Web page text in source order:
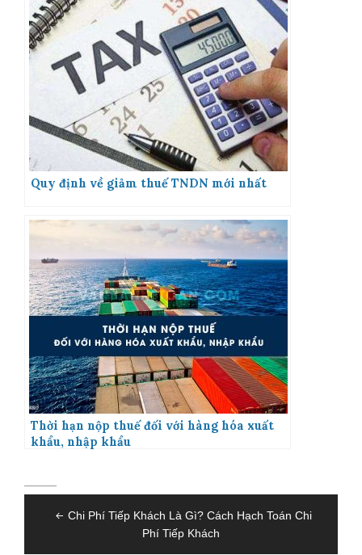
Quy định về giảm thuế TNDN mới nhất
Thời hạn nộp thuế đối với hàng hóa xuất
khẩu, nhập khẩu
hướngChi Phí Tiếp Khách Là Gì? Cách Hạch Toán Chi
Phí Tiếp Khách